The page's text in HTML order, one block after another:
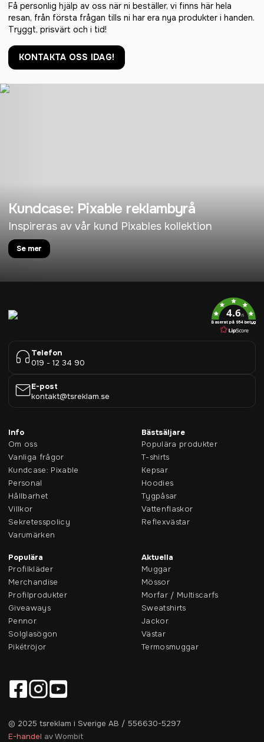
Få personlig hjälp av oss när ni beställer, vi finns här hela
resan, från första frågan tills ni har era nya produkter i handen.
Tryggt, prisvärt och i tid!
KONTAKTA OSS IDAG!
Kundcase: Pixable reklambyrå
Inspireras av vår kund Pixables kollektion
Se mer
4.6/5
Baserat på 954 betyg
Telefon
019 - 12 34 90
E-post
kontakt@tsreklam.se
Info
Om oss
Vanliga frågor
Kundcase: Pixable
Personal
Hållbarhet
Villkor
Sekretesspolicy
Varumärken
Bästsäljare
Populära produkter
T-shirts
Kepsar
Hoodies
Tygpåsar
Vattenflaskor
Reflexvästar
Populära
Profilkläder
Merchandise
Profilprodukter
Giveaways
Pennor
Solglasögon
Pikétröjor
Aktuella
Muggar
Mössor
Morfar / Multiscarfs
Sweatshirts
Jackor
Västar
Termosmuggar
© 2025 tsreklam i Sverige AB / 556630-5297
E-handel av Wombit